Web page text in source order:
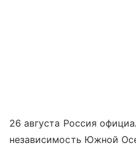
26 августа Россия
независимость Южной